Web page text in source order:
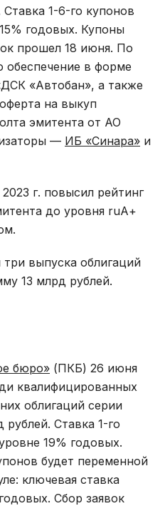
1-6-го купонов
годовых. Купоны
прошел 18 июня. По
обеспечение в форме
«Автобан», а также
на выкуп
эмитента от АО
— ИБ «Синара» и
г. повысил рейтинг
до уровня ruА+
выпуска облигаций
13 млрд рублей.
бюро» (ПКБ) 26 июня
квалифицированных
облигаций серии
Ставка 1-го
19% годовых.
будет переменной
ключевая ставка
Сбор заявок